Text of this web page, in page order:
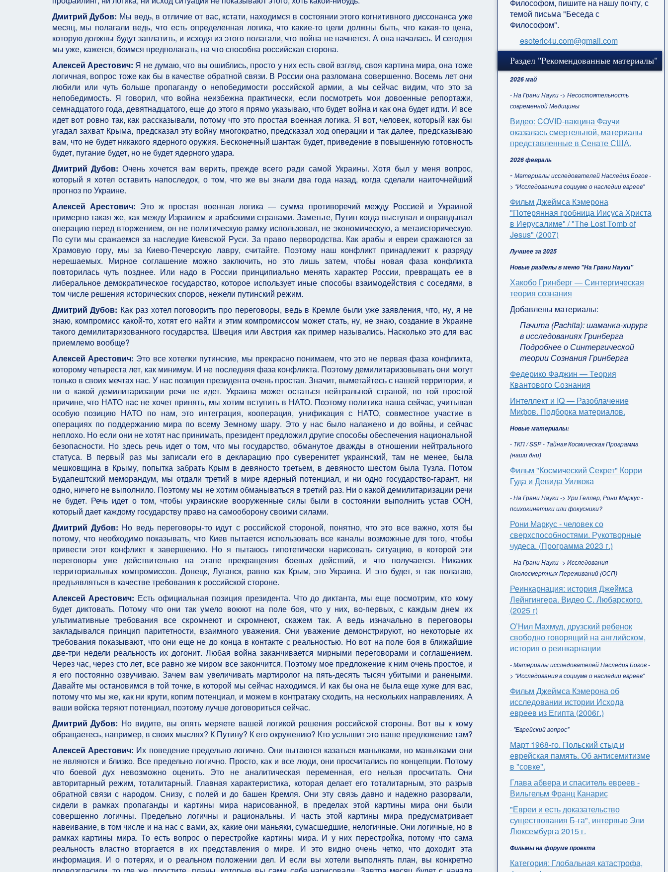
Дмитрий Дубов: Мы ведь, в отличие от вас, кстати, находимся в состоянии этого когнитивного диссонанса уже
месяц, мы полагали ведь, что есть определенная логика, что какие-то цели должны быть, что какая-то цена,
которую должны будут заплатить, и исходя из этого полагали, что война не начнется. А она началась. И сегодня
мы уже, кажется, боимся предполагать, на что способна российская сторона.
Алексей Арестович: Я не думаю, что вы ошиблись, просто у них есть свой взгляд, своя картина мира, она тоже
логичная, вопрос тоже как бы в качестве обратной связи. В России она разломана совершенно. Восемь лет они
любили или чуть больше пропаганду о непобедимости российской армии, а мы сейчас видим, что это за
непобедимость. Я говорил, что война неизбежна практически, если посмотреть мои довоенные репортажи,
семнадцатого года, девятнадцатого, еще до этого я прямо указываю, что будет война и как она будет идти. И все
идет вот ровно так, как рассказывали, потому что это простая военная логика. Я вот, человек, который как бы
угадал захват Крыма, предсказал эту войну многократно, предсказал ход операции и так далее, предсказываю
вам, что не будет никакого ядерного оружия. Бесконечный шантаж будет, приведение в повышенную готовность
будет, пугание будет, но не будет ядерного удара.
Дмитрий Дубов: Очень хочется вам верить, прежде всего ради самой Украины. Хотя был у меня вопрос,
который я хотел оставить напоследок, о том, что же вы знали два года назад, когда сделали наиточнейший
прогноз по Украине.
Алексей Арестович: Это ж простая военная логика — сумма противоречий между Россией и Украиной
примерно такая же, как между Израилем и арабскими странами. Заметьте, Путин когда выступал и оправдывал
операцию перед вторжением, он не политическую рамку использовал, не экономическую, а метаисторическую.
По сути мы сражаемся за наследие Киевской Руси. За право первородства. Как арабы и евреи сражаются за
Храмовую гору, мы за Киево-Печерскую лавру, считайте. Поэтому наш конфликт принадлежит к разряду
нерешаемых. Мирное соглашение можно заключить, но это лишь затем, чтобы новая фаза конфликта
повторилась чуть позднее. Или надо в России принципиально менять характер России, превращать ее в
либеральное демократическое государство, которое использует иные способы взаимодействия с соседями, в
том числе решения исторических споров, нежели путинский режим.
Дмитрий Дубов: Как раз хотел поговорить про переговоры, ведь в Кремле были уже заявления, что, ну, я не
знаю, компромисс какой-то, хотят его найти и этим компромиссом может стать, ну, не знаю, создание в Украине
такого демилитаризованного государства. Швеция или Австрия как пример назывались. Насколько это для вас
приемлемо вообще?
Алексей Арестович: Это все хотелки путинские, мы прекрасно понимаем, что это не первая фаза конфликта,
которому четыреста лет, как минимум. И не последняя фаза конфликта. Поэтому демилитаризовывать они могут
только в своих мечтах нас. У нас позиция президента очень простая. Значит, выметайтесь с нашей территории, и
ни о какой демилитаризации речи не идет. Украина может остаться нейтральной страной, по той простой
причине, что НАТО нас не хочет принять, мы хотим вступить в НАТО. Поэтому политика наша сейчас, учитывая
особую позицию НАТО по нам, это интеграция, кооперация, унификация с НАТО, совместное участие в
операциях по поддержанию мира по всему Земному шару. Это у нас было налажено и до войны, и сейчас
неплохо. Но если они не хотят нас принимать, президент предложил другие способы обеспечения национальной
безопасности. Но здесь речь идет о том, что мы государство, обманутое дважды в отношении нейтрального
статуса. В первый раз мы записали его в декларацию про суверенитет украинский, там не менее, была
мешковщина в Крыму, попытка забрать Крым в девяносто третьем, в девяносто шестом была Тузла. Потом
Будапештский меморандум, мы отдали третий в мире ядерный потенциал, и ни одно государство-гарант, ни
одно, ничего не выполнило. Поэтому мы не хотим обманываться в третий раз. Ни о какой демилитаризации речи
не будет. Речь идет о том, чтобы украинские вооруженные силы были в состоянии выполнить устав ООН,
который дает каждому государству право на самооборону своими силами.
Дмитрий Дубов: Но ведь переговоры-то идут с российской стороной, понятно, что это все важно, хотя бы
потому, что необходимо показывать, что Киев пытается использовать все каналы возможные для того, чтобы
привести этот конфликт к завершению. Но я пытаюсь гипотетически нарисовать ситуацию, в которой эти
переговоры уже действительно на этапе прекращения боевых действий, и что получается. Никаких
территориальных компромиссов. Донецк, Луганск, равно как Крым, это Украина. И это будет, я так полагаю,
предъявляться в качестве требования к российской стороне.
Алексей Арестович: Есть официальная позиция президента. Что до диктанта, мы еще посмотрим, кто кому
будет диктовать. Потому что они так умело воюют на поле боя, что у них, во-первых, с каждым днем их
ультимативные требования все скромнеют и скромнеют, скажем так. А ведь изначально в переговоры
закладывался принцип паритетности, взаимного уважения. Они уважение демонстрируют, но некоторые их
требования показывают, что они еще не до конца в контакте с реальностью. Но вот на поле боя в ближайшие
две-три недели реальность их догонит. Любая война заканчивается мирными переговорами и соглашением.
Через час, через сто лет, все равно же миром все закончится. Поэтому мое предложение к ним очень простое, и
я его постоянно озвучиваю. Зачем вам увеличивать мартиролог на пять-десять тысяч убитыми и ранеными.
Давайте мы остановимся в той точке, в которой мы сейчас находимся. И как бы она не была еще хуже для вас,
потому что мы же, как ни крути, копим потенциал, и можем в контратаку сходить, на нескольких направлениях. А
ваши войска теряют потенциал, поэтому лучше договориться сейчас.
Дмитрий Дубов: Но видите, вы опять меряете вашей логикой решения российской стороны. Вот вы к кому
обращаетесь, например, в своих мыслях? К Путину? К его окружению? Кто услышит это ваше предложение там?
Алексей Арестович: Их поведение предельно логично. Они пытаются казаться маньяками, но маньяками они
не являются и близко. Все предельно логично. Просто, как и все люди, они просчитались по концепции. Потому
что боевой дух невозможно оценить. Это не аналитическая переменная, его нельзя просчитать. Они
авторитарный режим, тоталитарный. Главная характеристика, которая делает его тоталитарным, это разрыв
обратной связи с народом. Снизу, с полей и до башен Кремля. Они эту связь давно и надежно разорвали,
сидели в рамках пропаганды и картины мира нарисованной, в пределах этой картины мира они были
совершенно логичны. Предельно логичны и рациональны. И часть этой картины мира предусматривает
навеивание, в том числе и на нас с вами, ах, какие они маньяки, сумасшедшие, нелогичные. Они логичные, но в
рамках картины мира. То есть вопрос о перестройке картины мира. И у них перестройка, потому что сама
реальность властно вторгается в их представления о мире. И это видно очень четко, что доходит эта
информация. И о потерях, и о реальном положении дел. И если вы хотели выполнять план, вы конкретно
Философом, пишите на нашу почту, с
темой письма "Беседа с
Философом".
esoteric4u.com@gmail.com
Раздел "Рекомендованные материалы"
2026 май
- На Грани Науки -> Несостоятельность
современной Медицины
Видео: COVID-вакцина Фаучи
оказалась смертельной, материалы
представленные в Сенате США.
2026 февраль
- Материалы исследователей Наследия Богов -
> "Исследования в социуме о наследии евреев"
Фильм Джеймса Кэмерона
"Потерянная гробница Иисуса Христа
в Иерусалиме" / "The Lost Tomb of
Jesus" (2007)
Лучшее за 2025
Новые разделы в меню "На Грани Науки"
Хакобо Гринберг — Синтергическая
теория сознания
Добавлены материалы:
Пачита (Pachita): шаманка-хирург
в исследованиях Гринберга
Подробнее о Синтергической
теории Сознания Гринберга
Федерико Фаджин — Теория
Квантового Сознания
Интеллект и IQ — Разоблачение
Мифов. Подборка материалов.
Новые материалы:
- ТКП / SSP - Тайная Космическая Программа
(наши дни)
Фильм "Космический Секрет" Корри
Гуда и Девида Уилкока
- На Грани Науки -> Ури Геллер, Рони Маркус -
психокинетики или фокусники?
Рони Маркус - человек со
сверхспособностями. Рукотворные
чудеса. (Программа 2023 г.)
- На Грани Науки -> Исследования
Околосмертных Переживаний (ОСП)
Реинкарнация: история Джеймса
Лейнгингера. Видео С. Любарского.
(2025 г)
О’Нил Махмуд, друзский ребенок
свободно говорящий на английском,
история о реинкарнации
- Материалы исследователей Наследия Богов -
> "Исследования в социуме о наследии евреев"
Фильм Джеймса Кэмерона об
исследовании истории Исхода
евреев из Египта (2006г.)
- "Еврейский вопрос"
Март 1968-го. Польский стыд и
еврейская память. Об антисемитизме
в "совке".
Глава абвера и спаситель евреев -
Вильгельм Франц Канарис
"Евреи и есть доказательство
существования Б-га", интервью Эли
Люксембурга 2015 г.
Фильмы на форуме проекта
Категория: Глобальная катастрофа,